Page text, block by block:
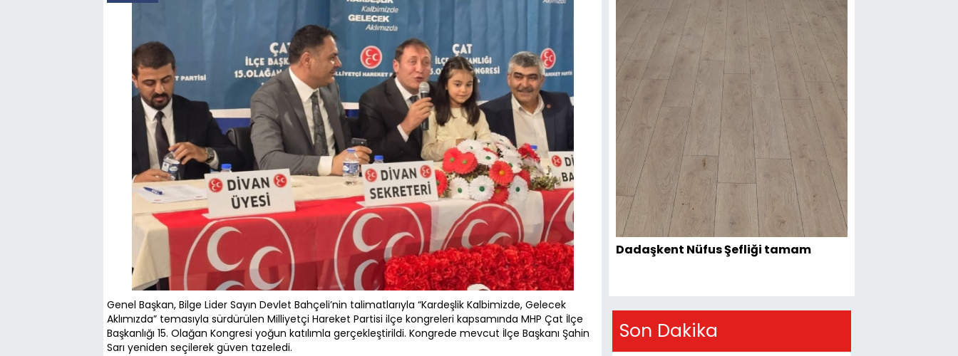
Genel Başkan, Bilge Lider Sayın Devlet Bahçeli’nin talimatlarıyla “Kardeşlik Kalbimizde, Gelecek
Aklımızda” temasıyla sürdürülen Milliyetçi Hareket Partisi ilçe kongreleri kapsamında MHP Çat İlçe
Başkanlığı 15. Olağan Kongresi yoğun katılımla gerçekleştirildi. Kongrede mevcut İlçe Başkanı Şahin
Sarı yeniden seçilerek güven tazeledi.
Dadaşkent Nüfus Şefliği tamam
Son Dakika